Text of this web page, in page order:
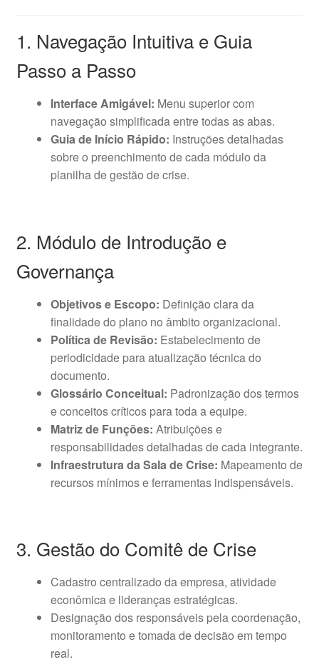
1. Navegação Intuitiva e Guia
Passo a Passo
Interface Amigável: Menu superior com
navegação simplificada entre todas as abas.
Guia de Início Rápido: Instruções detalhadas
sobre o preenchimento de cada módulo da
planilha de gestão de crise.
2. Módulo de Introdução e
Governança
Objetivos e Escopo: Definição clara da
finalidade do plano no âmbito organizacional.
Política de Revisão: Estabelecimento de
periodicidade para atualização técnica do
documento.
Glossário Conceitual: Padronização dos termos
e conceitos críticos para toda a equipe.
Matriz de Funções: Atribuições e
responsabilidades detalhadas de cada integrante.
Infraestrutura da Sala de Crise: Mapeamento de
recursos mínimos e ferramentas indispensáveis.
3. Gestão do Comitê de Crise
Cadastro centralizado da empresa, atividade
econômica e lideranças estratégicas.
Designação dos responsáveis pela coordenação,
monitoramento e tomada de decisão em tempo
real.